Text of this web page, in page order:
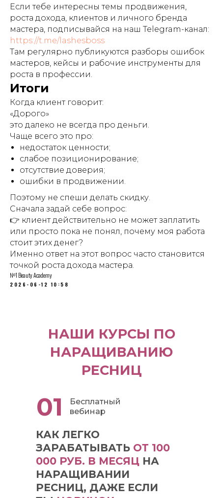
Если тебе интересны темы продвижения,
роста дохода, клиентов и личного бренда
мастера, подписывайся на наш Telegram-канал:
https://t.me/lashesboss
Там регулярно публикуются разборы ошибок
мастеров, кейсы и рабочие инструменты для
роста в профессии.
Итоги
Когда клиент говорит:
«Дорого»
это далеко не всегда про деньги.
Чаще всего это про:
недостаток ценности;
слабое позиционирование;
отсутствие доверия;
ошибки в продвижении.
Поэтому не спеши делать скидку.
Сначала задай себе вопрос:
👉 клиент действительно не может заплатить
или просто пока не понял, почему моя работа
стоит этих денег?
Именно ответ на этот вопрос часто становится
точкой роста дохода мастера.
№1 Beauty Academy
2026-06-12 10:58
НАШИ КУРСЫ ПО
НАРАЩИВАНИЮ
РЕСНИЦ
КАК ЛЕГКО
ЗАРАБАТЫВАТЬ ОТ 100
000 РУБ. В МЕСЯЦ НА
НАРАЩИВАНИИ
РЕСНИЦ, ДАЖЕ ЕСЛИ
Бесплатный
вебинар
01